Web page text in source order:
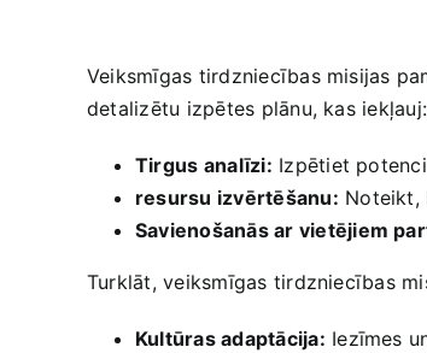
Veiksmīgas tirdzniecības misijas
detalizētu izpētes plānu, kas iekļauj:
Tirgus ⁢analīzi: Izpētiet
resursu izvērtēšanu: Noteikt,
Savienošanās ar vietējiem
Turklāt, veiksmīgas tirdzniecības
Kultūras adaptācija: Iezīmes